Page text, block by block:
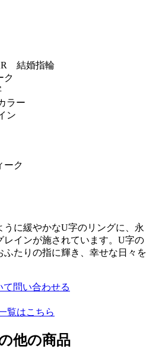
結婚指輪
ク
ラー
ン
ク
うに緩やかなU字のリングに、永
レインが施されています。U字の
ふたりの指に輝き、幸せな日々を
て問い合わせる
覧はこちら
他の商品